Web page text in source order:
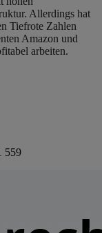
Allerdings hat
Tiefrote Zahlen
Amazon und
arbeiten.
559